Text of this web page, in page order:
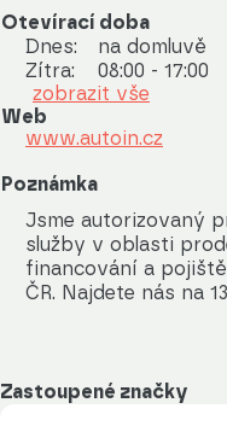
Otevírací doba
Dnes:
na domluvě
Zítra:
08:00 - 17:00
zobrazit vše
Web
www.autoin.cz
Poznámka
Jsme autorizovaný
služby v oblasti
financování a
ČR. Najdete nás na
Zastoupené značky